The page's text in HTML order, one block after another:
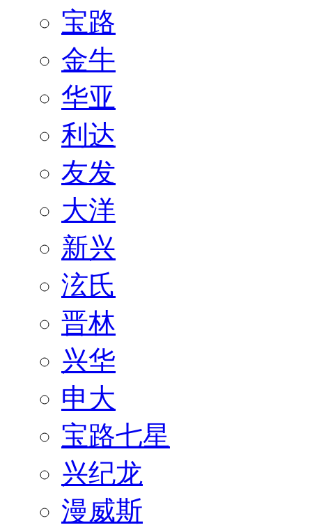
宝路
金牛
华亚
利达
友发
大洋
新兴
泫氏
晋林
兴华
申大
宝路七星
兴纪龙
漫威斯